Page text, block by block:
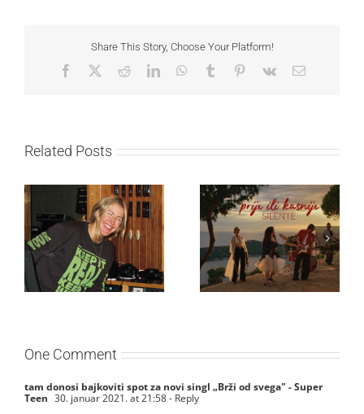
Share This Story, Choose Your Platform!
Facebook RedditLinkedInWhatsApp
Tumblr Pinterest
Vk Email
Related Posts
Ellie Goulding otkriva
nežniju stranu novim
singlom „4 Seasons“
Silente objavio novi
singl “Prije ili kasnije”
One Comment
tam donosi bajkoviti spot za novi singl „Brži od svega" - Super
Teen 30. januar 2021. at 21:58- Reply